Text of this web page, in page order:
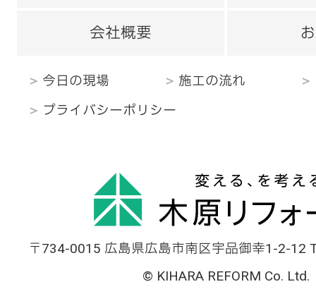
会社概要
今日の現場 施工の流れ
プライバシーポリシー
〒734-0015 広島県広島市南区宇品御幸1-2-12
© KIHARA REFORM Co. Ltd.